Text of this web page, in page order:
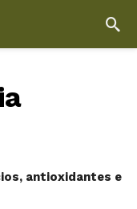
antioxidantes e